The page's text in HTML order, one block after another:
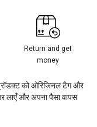
Return and get
money
को ओरिजिनल टैग और
लाएँ और अपना पैसा वापस